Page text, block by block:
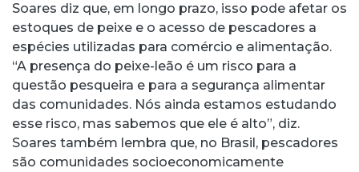
Soares diz que, em longo prazo, isso pode afetar os
estoques de peixe e o acesso de pescadores a
espécies utilizadas para comércio e alimentação.
“A presença do peixe-leão é um risco para a
questão pesqueira e para a segurança alimentar
das comunidades. Nós ainda estamos estudando
esse risco, mas sabemos que ele é alto”, diz.
Soares também lembra que, no Brasil, pescadores
são comunidades socioeconomicamente